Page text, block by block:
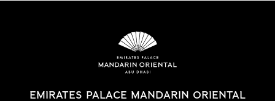
EMIRATES PALACE MANDARIN ORIENTAL